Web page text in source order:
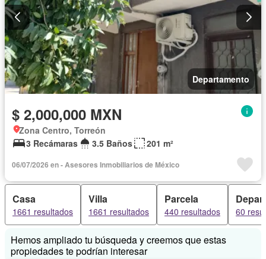
Departamento
$ 2,000,000 MXN
Zona Centro, Torreón
3 Recámaras
3.5 Baños 201 m²
06/07/2026 en - Asesores Inmobiliarios de México
Casa
1661 resultados
Villa
1661 resultados
Parcela
440 resultados 60
Hemos ampliado tu búsqueda y creemos que estas
propiedades te podrían interesar